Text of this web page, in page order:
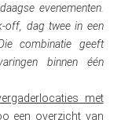
evenementen.
off, dag twee in een
combinatie geeft
binnen één
met
een overzicht van